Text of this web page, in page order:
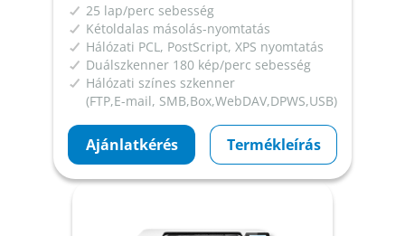
25 lap/perc sebesség
Kétoldalas másolás-nyomtatás
Hálózati PCL, PostScript, XPS nyomtatás
Duálszkenner 180 kép/perc sebesség
Hálózati színes szkenner
(FTP,E-mail, SMB,Box,WebDAV,DPWS,USB)
Ajánlatkérés Termékleírás